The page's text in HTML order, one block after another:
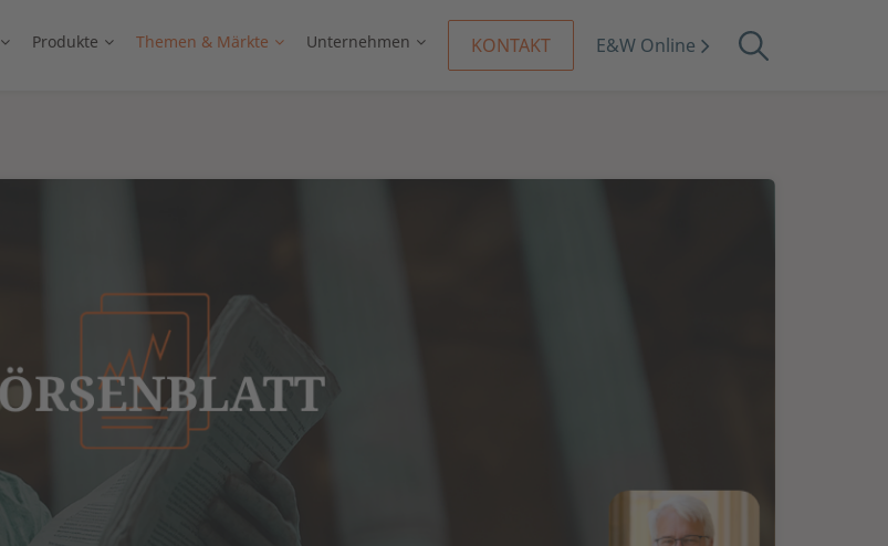
Produkte Themen & Märkte Unternehmen KONTAKT E&W Online